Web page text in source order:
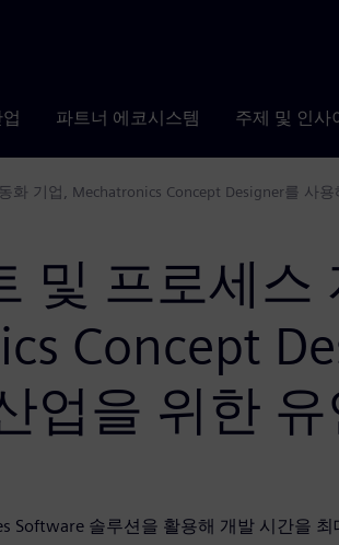
파트너 에코시스템 주제 및 인사
화 기업, Mechatronics Concept Designer를 사
및 프로세스
Concept
업을 위한
Software 솔루션을 활용해 개발 시간을